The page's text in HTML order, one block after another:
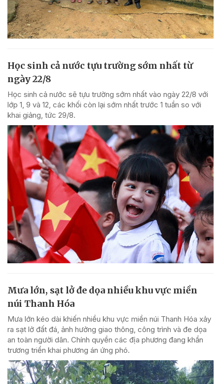
Học sinh cả nước tựu trường sớm nhất từ
ngày 22/8
Học sinh cả nước sẽ tựu trường sớm nhất vào ngày 22/8 với
lớp 1, 9 và 12, các khối còn lại sớm nhất trước 1 tuần so với
khai giảng, tức 29/8.
Mưa lớn, sạt lở đe dọa nhiều khu vực miền
núi Thanh Hóa
Mưa lớn kéo dài khiến nhiều khu vực miền núi Thanh Hóa xảy
ra sạt lở đất đá, ảnh hưởng giao thông, công trình và đe dọa
an toàn người dân. Chính quyền các địa phương đang khẩn
trương triển khai phương án ứng phó.